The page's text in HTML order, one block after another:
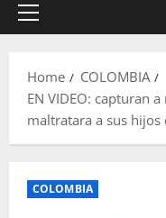
Primary
Home
COLOMBIA
EN VIDEO: capturan
maltratara a sus hijos
COLOMBIA